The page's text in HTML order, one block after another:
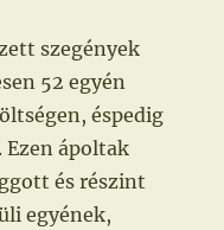
szegények
52 egyén
éspedig
Ezen ápoltak
és részint
egyének,